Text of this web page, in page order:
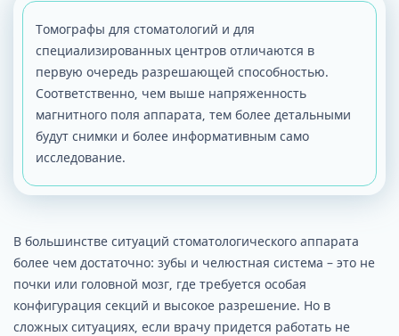
Томографы для стоматологий и для
специализированных центров отличаются в
первую очередь разрешающей способностью.
Соответственно, чем выше напряженность
магнитного поля аппарата, тем более детальными
будут снимки и более информативным само
исследование.
В большинстве ситуаций стоматологического аппарата
более чем достаточно: зубы и челюстная система – это не
почки или головной мозг, где требуется особая
конфигурация секций и высокое разрешение. Но в
сложных ситуациях, если врачу придется работать не